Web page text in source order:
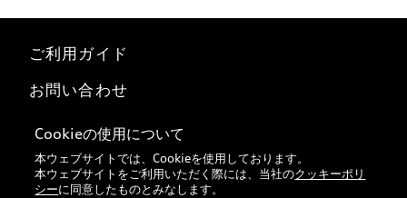
ご利用ガイド
お問い合わせ
マイページ
特定商取引法に基づく表記
Cookieの使用について
本ウェブサイトでは、Cookieを使用しております。
本ウェブサイトをご利用いただく際には、当社のクッキーポリ
シーに同意したものとみなします。